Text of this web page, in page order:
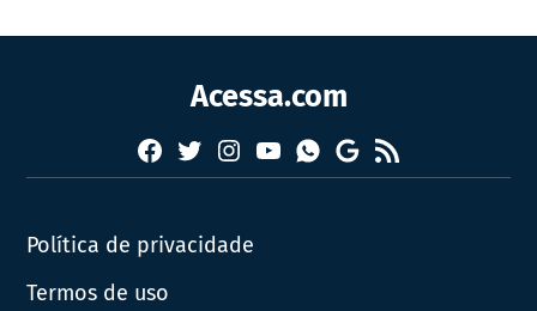
Acessa.com
Facebook
TwitterInstagram
YouTubeWhatsapp
Google
News
RSS
Política de privacidade
Termos de uso